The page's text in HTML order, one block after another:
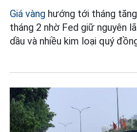
Giá vàng hướng tới tháng
tháng 2 nhờ Fed giữ nguyên
dầu và nhiều kim loại quý